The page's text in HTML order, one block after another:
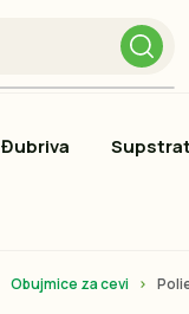
Đubriva
Obujmice za cevi